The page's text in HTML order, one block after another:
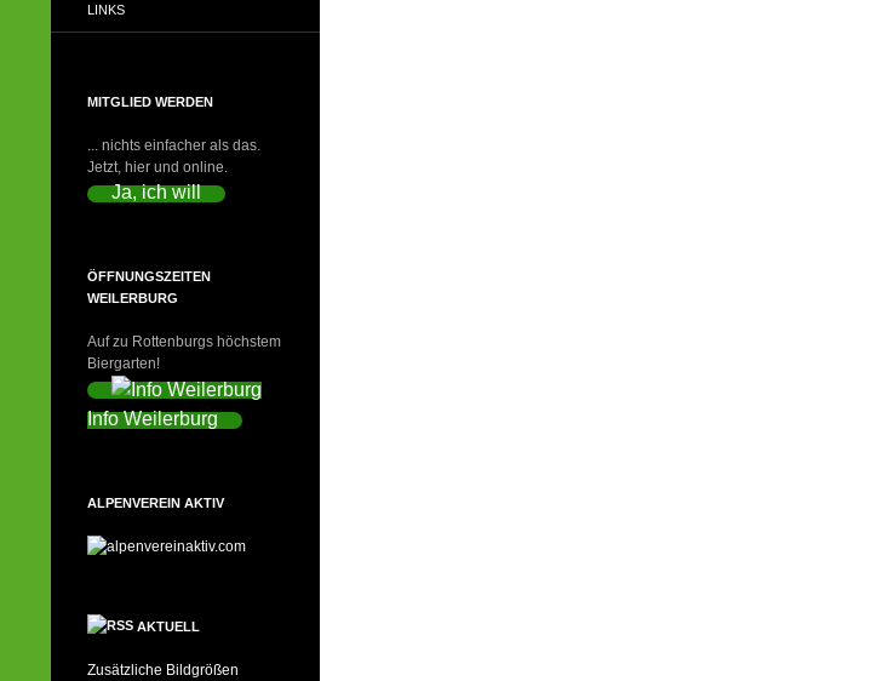
LINKS
MITGLIED WERDEN
... nichts einfacher als das.
Jetzt, hier und online.
Ja, ich will
ÖFFNUNGSZEITEN
WEILERBURG
Auf zu Rottenburgs höchstem
Biergarten!
Info Weilerburg
ALPENVEREIN AKTIV
AKTUELL
Zusätzliche Bildgrößen